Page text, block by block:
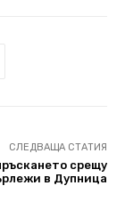
СЛЕДВАЩА СТАТИЯ
срещу
в Дупница